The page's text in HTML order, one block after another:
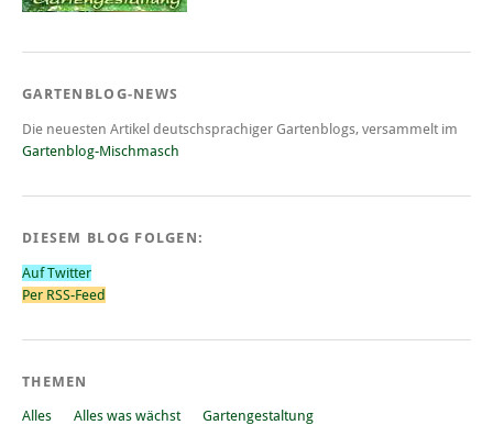
GARTENBLOG-NEWS
Die neuesten Artikel deutschsprachiger Gartenblogs, versammelt im
Gartenblog-Mischmasch
DIESEM BLOG FOLGEN:
Auf Twitter
Per RSS-Feed
THEMEN
Alles Alles was wächst
Gartengestaltung